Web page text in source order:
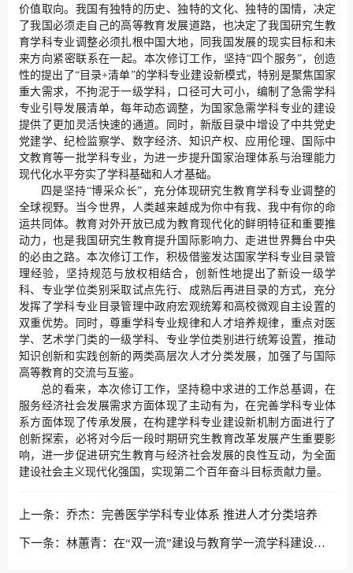
价值取向。我国有独特的历史、独特的文化、独特的国情，决定
了我国必须走自己的高等教育发展道路，也决定了我国研究生教
育学科专业调整必须扎根中国大地，同我国发展的现实目标和未
来方向紧密联系在一起。本次修订工作，坚持“四个服务”，创造
性的提出了“目录+清单”的学科专业建设新模式，特别是聚焦国家
重大需求，不拘泥于一级学科，口径可大可小，编制了急需学科
专业引导发展清单，每年动态调整，为国家急需学科专业的建设
提供了更加灵活快速的通道。同时，新版目录中增设了中共党史
党建学、纪检监察学、数字经济、知识产权、应用伦理、国际中
文教育等一批学科专业，为进一步提升国家治理体系与治理能力
现代化水平夯实了学科基础和人才基础。
四是坚持“博采众长”，充分体现研究生教育学科专业调整的
全球视野。当今世界，人类越来越成为你中有我、我中有你的命
运共同体。教育对外开放已成为教育现代化的鲜明特征和重要推
动力，也是我国研究生教育提升国际影响力、走进世界舞台中央
的必由之路。本次修订工作，积极借鉴发达国家学科专业目录管
理经验，坚持规范与放权相结合，创新性地提出了新设一级学
科、专业学位类别采取试点先行、成熟后再进目录的方式，充分
发挥了学科专业目录管理中政府宏观统筹和高校微观自主设置的
双重优势。同时，尊重学科专业规律和人才培养规律，重点对医
学、艺术学门类的一级学科、专业学位类别进行统筹设置，推动
知识创新和实践创新的两类高层次人才分类发展，加强了与国际
高等教育的交流与互鉴。
总的看来，本次修订工作，坚持稳中求进的工作总基调，在
服务经济社会发展需求方面体现了主动有为，在完善学科专业体
系方面体现了传承发展，在构建学科专业建设新机制方面进行了
创新探索，必将对今后一段时期研究生教育改革发展产生重要影
响，进一步促进研究生教育与经济社会发展的良性互动，为全面
建设社会主义现代化强国，实现第二个百年奋斗目标贡献力量。
上一条： 乔杰：完善医学学科专业体系 推进人才分类培养
下一条： 林蕙青：在“双一流”建设与教育学一流学科建设高端论坛上的交流讲话